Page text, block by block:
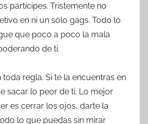
partícipes. Tristemente no
en ni un sólo gags. Todo lo
que poco a poco la mala
de ti.
toda regla. Si te la encuentras en
sacar lo peor de ti. Lo mejor
es cerrar los ojos, darte la
lo que puedas sin mirar